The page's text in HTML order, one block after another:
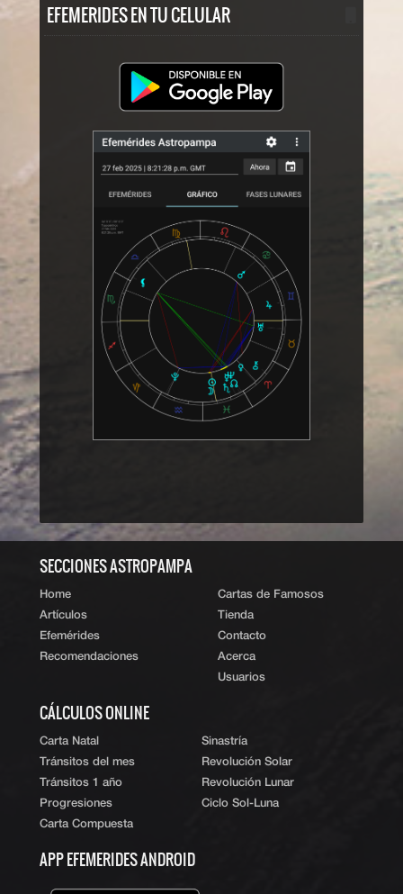
EFEMERIDES EN TU CELULAR
‹ Volver al índice
SECCIONES ASTROPAMPA
Home
Artículos
Efemérides
Recomendaciones
Cartas de Famosos
Tienda
Contacto
Acerca
Usuarios
CÁLCULOS ONLINE
Carta Natal
Tránsitos del mes
Tránsitos 1 año
Progresiones
Carta Compuesta
Sinastría
Revolución Solar
Revolución Lunar
Ciclo Sol-Luna
APP EFEMERIDES ANDROID